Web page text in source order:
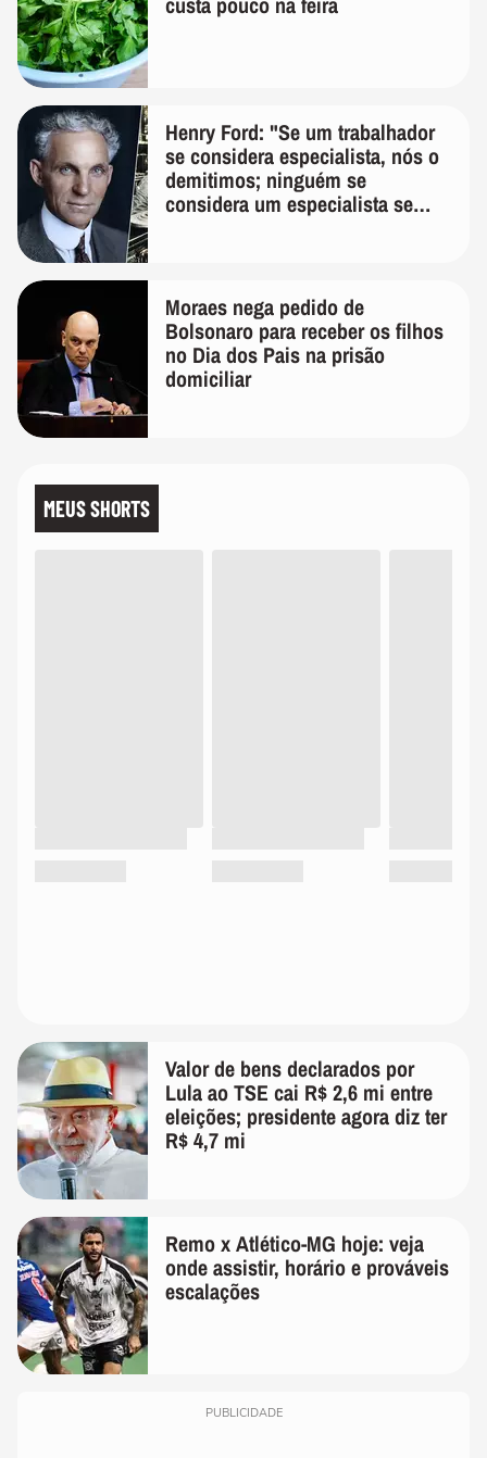
Henry Ford: "Se um trabalhador
se considera especialista, nós o
demitimos; ninguém se
considera um especialista se
Moraes nega pedido de
Bolsonaro para receber os filhos
no Dia dos Pais na prisão
domiciliar
MEUS SHORTS
Valor de bens declarados por
Lula ao TSE cai R$ 2,6 mi entre
eleições; presidente agora diz ter
R$ 4,7 mi
Remo x Atlético-MG hoje: veja
onde assistir, horário e prováveis
escalações
PUBLICIDADE